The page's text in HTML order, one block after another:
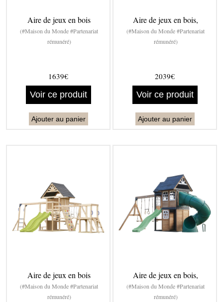
Aire de jeux en bois
(#Maison du Monde #Partenariat
rémunéré)
1639€
Voir ce produit
Ajouter au panier
Aire de jeux en bois,
(#Maison du Monde #Partenariat
rémunéré)
2039€
Voir ce produit
Ajouter au panier
Aire de jeux en bois
(#Maison du Monde #Partenariat
rémunéré)
Aire de jeux en bois,
(#Maison du Monde #Partenariat
rémunéré)